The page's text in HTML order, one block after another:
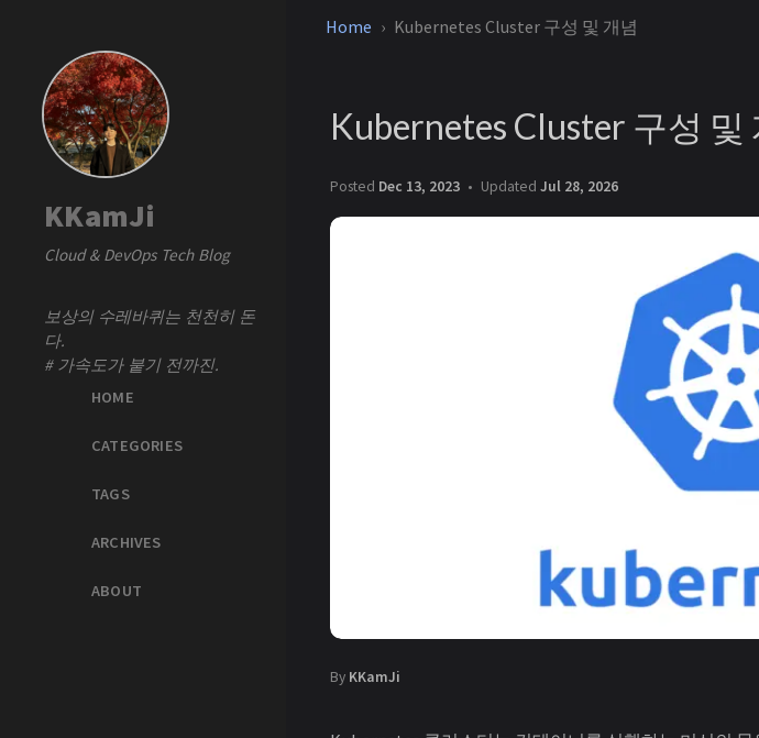
KKamJi
Cloud & DevOps Tech Blog
보상의 수레바퀴는 천천히 돈
다.
# 가속도가 붙기 전까진.
HOME
CATEGORIES
TAGS
ARCHIVES
ABOUT
Home Kubernetes Cluster 구성 및 개념
Kubernetes Cluster 구성 및
Posted Dec 13, 2023 Updated Jul 28, 2026
By KKamJi